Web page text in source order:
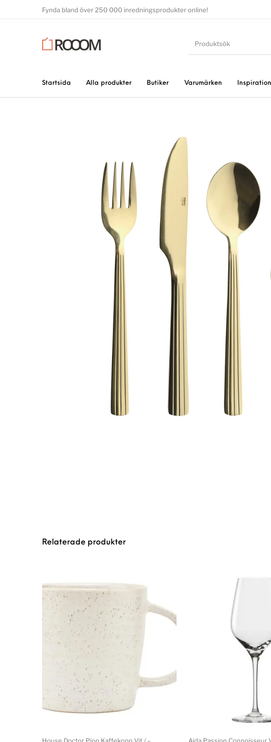
Fynda bland över 250 000 inredningsprodukter online!
Startsida Alla produkter Butiker Varumärken Inspiration
Relaterade produkter
House Doctor Pion Kaffekopp Vit / –
Aida Passion Connoisseur